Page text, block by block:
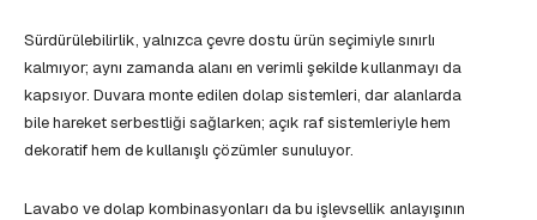
Sürdürülebilirlik, yalnızca çevre dostu ürün seçimiyle sınırlı
kalmıyor; aynı zamanda alanı en verimli şekilde kullanmayı da
kapsıyor. Duvara monte edilen dolap sistemleri, dar alanlarda
bile hareket serbestliği sağlarken; açık raf sistemleriyle hem
dekoratif hem de kullanışlı çözümler sunuluyor.
Lavabo ve dolap kombinasyonları da bu işlevsellik anlayışının